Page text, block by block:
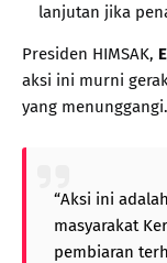
lanjutan jika
Presiden HIMSAK,
aksi ini murni
yang menunggangi.
“Aksi ini
masyarakat
pembiaran